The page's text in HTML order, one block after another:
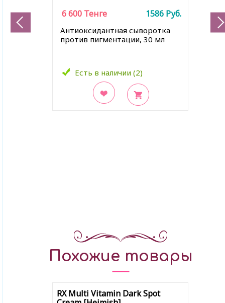
Антиоксидантная сыворотка
против пигментации, 30 мл
Есть в наличии (2)
6 600 Тенге 1586 Руб.
Похожие товары
RX Multi Vitamin Dark Spot